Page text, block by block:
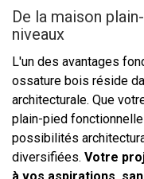
De la maison
niveaux
L'un des avantages
ossature bois réside
architecturale. Que
plain-pied
possibilités
diversifiées. Votre